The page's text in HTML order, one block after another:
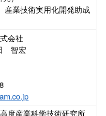
業技術実用化開発助成
会社
智宏
度産業科学技術研究所